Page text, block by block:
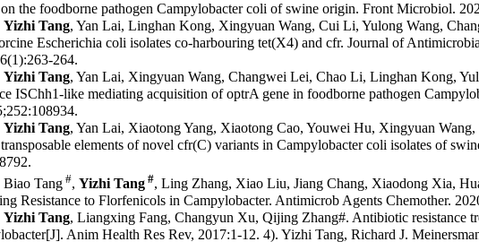
the foodborne pathogen Campylobacter coli of swine origin. Front Microbiol.
Yizhi Tang, Yan Lai, Linghan Kong, Xingyuan Wang, Cui Li, Yulong Wang,
Escherichia coli isolates co-harbouring tet(X4) and cfr. Journal of
264.
Yizhi Tang, Yan Lai, Xingyuan Wang, Changwei Lei, Chao Li, Linghan Kong,
ISChh1-like mediating acquisition ofoptrA gene in foodborne pathogen
Yizhi Tang, Yan Lai, Xiaotong Yang, Xiaotong Cao, Youwei Hu, Xingyuan
elements of novel cfr(C) variants in Campylobacter coli isolates of
Biao Tang #, Yizhi Tang #, Ling Zhang, Xiao Liu, Jiang Chang, Xiaodong Xia,
Resistance to Florfenicols in Campylobacter. Antimicrob Agents Chemother.
Yizhi Tang, Liangxing Fang, Changyun Xu, Qijing Zhang#. Antibiotic resistance
Anim Health Res Rev, 2017:1-12. 4). Yizhi Tang, Richard J.